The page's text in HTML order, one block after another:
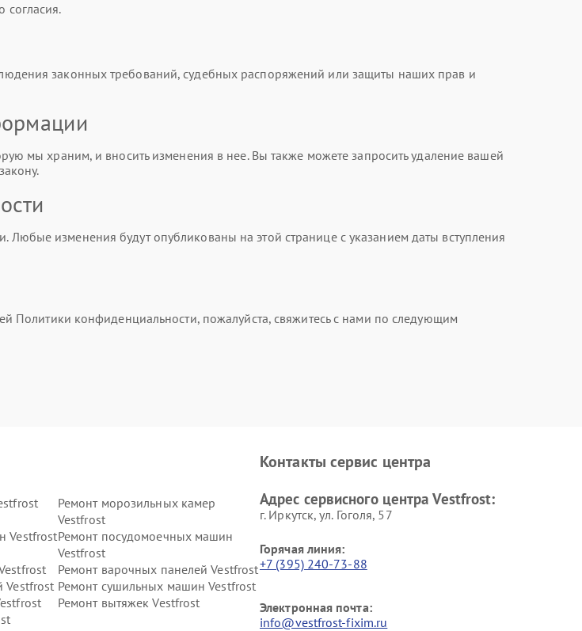
законных требований, судебных распоряжений или защиты наших прав и
мы храним, и вносить изменения в нее. Вы также можете запросить удаление вашей
изменения будут опубликованы на этой странице с указанием даты вступления
Политики конфиденциальности, пожалуйста, свяжитесь с нами по следующим
Ремонт морозильных камер
Vestfrost
VestfrostРемонт посудомоечных машин
Vestfrost
Ремонт варочных панелей Vestfrost
Vestfrost Ремонт сушильных машин Vestfrost
Ремонт вытяжек Vestfrost
Контакты сервис центра
Адрес сервисного центра Vestfrost:
г. Иркутск, ул. ​Гоголя, 57
Горячая линия:
+7 (395) 240-73-88
Электронная почта:
info@vestfrost-fixim.ru